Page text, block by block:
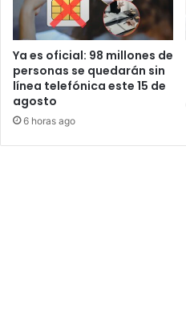
Ya es oficial: 98 millones de
personas se quedarán sin
línea telefónica este 15 de
agosto
6 horas ago